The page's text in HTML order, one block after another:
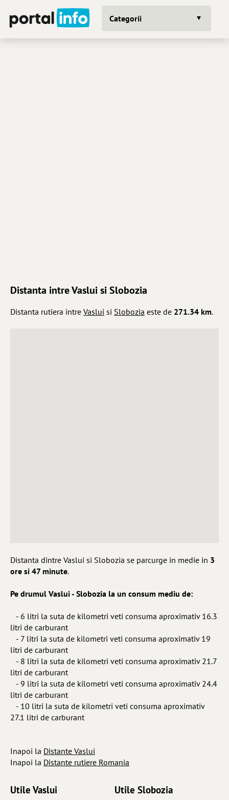
Categorii
Distanta intre Vaslui si Slobozia
Distanta rutiera intre Vaslui si Slobozia este de 271.34 km.
Distanta dintre Vaslui si Slobozia se parcurge in medie in 3
ore si 47 minute.
Pe drumul Vaslui - Slobozia la un consum mediu de:
- 6 litri la suta de kilometri veti consuma aproximativ 16.3
litri de carburant
- 7 litri la suta de kilometri veti consuma aproximativ 19
litri de carburant
- 8 litri la suta de kilometri veti consuma aproximativ 21.7
litri de carburant
- 9 litri la suta de kilometri veti consuma aproximativ 24.4
litri de carburant
- 10 litri la suta de kilometri veti consuma aproximativ
27.1 litri de carburant
Inapoi la Distante Vaslui
Inapoi la Distante rutiere Romania
Utile Vaslui Utile Slobozia